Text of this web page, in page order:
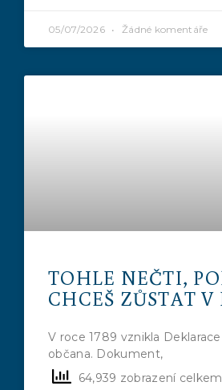
05/07/2026 Žádné komentáře
TOHLE NEČTI,
CHCEŠ ZŮSTAT
V roce 1789 vznikla
občana. Dokument,
64,939 zobrazení